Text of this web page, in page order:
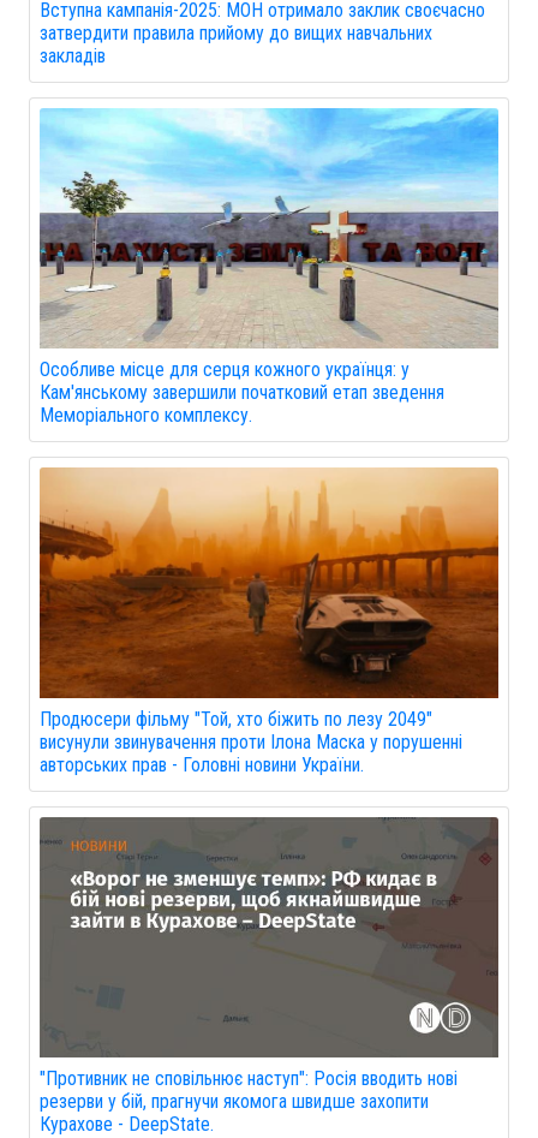
Вступна кампанія-2025: МОН отримало заклик своєчасно
затвердити правила прийому до вищих навчальних
закладів
Особливе місце для серця кожного українця: у
Кам'янському завершили початковий етап зведення
Меморіального комплексу.
Продюсери фільму "Той, хто біжить по лезу 2049"
висунули звинувачення проти Ілона Маска у порушенні
авторських прав - Головні новини України.
"Противник не сповільнює наступ": Росія вводить нові
резерви у бій, прагнучи якомога швидше захопити
Курахове - DeepState.